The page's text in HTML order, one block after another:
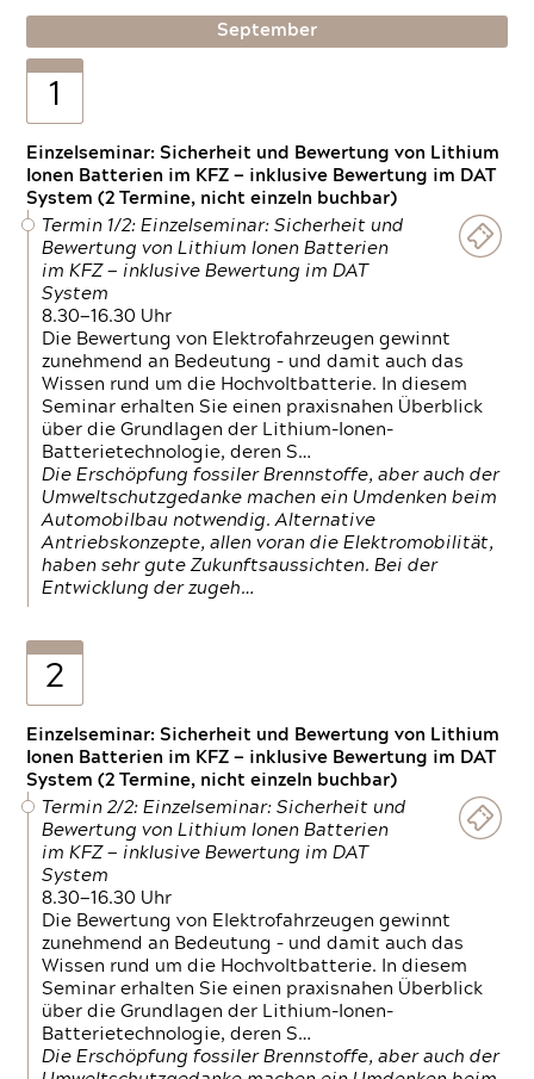
September
1
Einzelseminar: Sicherheit und Bewertung von Lithium
Ionen Batterien im KFZ — inklusive Bewertung im DAT
System (2 Termine, nicht einzeln buchbar)
Termin 1/2: Einzelseminar: Sicherheit und
Bewertung von Lithium Ionen Batterien
im KFZ — inklusive Bewertung im DAT
System
8.30—16.30 Uhr
Die Bewertung von Elektrofahrzeugen gewinnt
zunehmend an Bedeutung – und damit auch das
Wissen rund um die Hochvoltbatterie. In diesem
Seminar erhalten Sie einen praxisnahen Überblick
über die Grundlagen der Lithium-Ionen-
Batterietechnologie, deren S…
Die Erschöpfung fossiler Brennstoffe, aber auch der
Umweltschutzgedanke machen ein Umdenken beim
Automobilbau notwendig. Alternative
Antriebskonzepte, allen voran die Elektromobilität,
haben sehr gute Zukunftsaussichten. Bei der
Entwicklung der zugeh…
2
Einzelseminar: Sicherheit und Bewertung von Lithium
Ionen Batterien im KFZ — inklusive Bewertung im DAT
System (2 Termine, nicht einzeln buchbar)
Termin 2/2: Einzelseminar: Sicherheit und
Bewertung von Lithium Ionen Batterien
im KFZ — inklusive Bewertung im DAT
System
8.30—16.30 Uhr
Die Bewertung von Elektrofahrzeugen gewinnt
zunehmend an Bedeutung – und damit auch das
Wissen rund um die Hochvoltbatterie. In diesem
Seminar erhalten Sie einen praxisnahen Überblick
über die Grundlagen der Lithium-Ionen-
Batterietechnologie, deren S…
Die Erschöpfung fossiler Brennstoffe, aber auch der